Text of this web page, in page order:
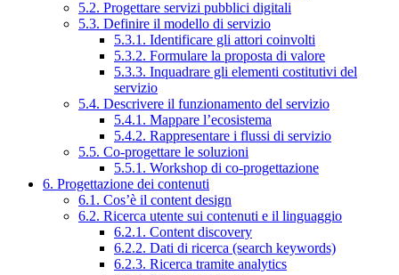
5.2. Progettare servizi pubblici digitali
5.3. Definire il modello di servizio
5.3.1. Identificare gli attori coinvolti
5.3.2. Formulare la proposta di valore
5.3.3. Inquadrare gli elementi costitutivi del
servizio
5.4. Descrivere il funzionamento del servizio
5.4.1. Mappare l’ecosistema
5.4.2. Rappresentare i flussi di servizio
5.5. Co-progettare le soluzioni
5.5.1. Workshop di co-progettazione
6. Progettazione dei contenuti
6.1. Cos’è il content design
6.2. Ricerca utente sui contenuti e il linguaggio
6.2.1. Content discovery
6.2.2. Dati di ricerca (search keywords)
6.2.3. Ricerca tramite analytics